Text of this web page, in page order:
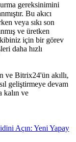
gereksinimini
Bu akıcı
veya sıkı son
ve üretken
için bir görev
daha hızlı
ve Bitrix24'ün akıllı,
geliştirmeye devam
kalın ve
Açın: Yeni Yapay